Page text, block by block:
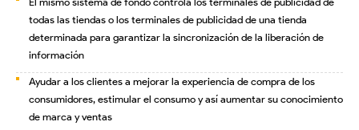
todas las tiendas o los terminales de publicidad de una tienda
determinada para garantizar la sincronización de la liberación de
información
Ayudar a los clientes a mejorar la experiencia de compra de los
consumidores, estimular el consumo y así aumentar su conocimiento
de marca y ventas